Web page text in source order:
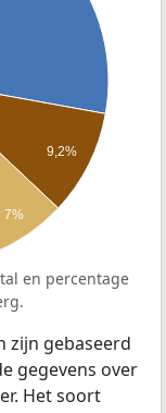
9,2%
7%
en percentage
zijn gebaseerd
gegevens over
Het soort